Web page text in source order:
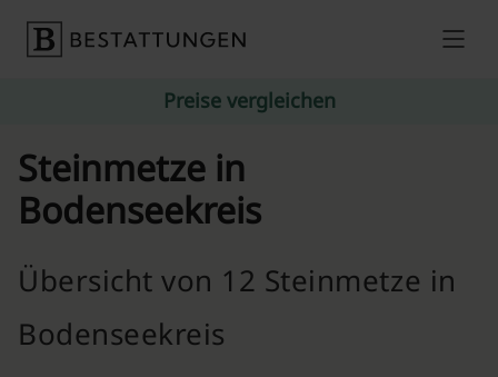
Preise vergleichen
Steinmetze in
Bodenseekreis
Übersicht von 12 Steinmetze in
Bodenseekreis